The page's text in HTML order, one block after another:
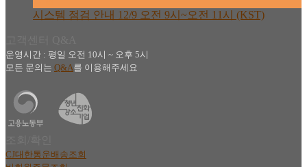
시스템 점검 안내 12/9 오전 9시~오전 11시 (KST)
운영시간 : 평일 오전 10시 ~ 오후 5시
모든 문의는 Q&A를 이용해주세요
CJ대한통운배송조회